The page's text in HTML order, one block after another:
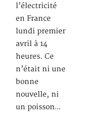
l’électricité
en France
lundi premier
avril à 14
heures. Ce
n’était ni une
bonne
nouvelle, ni
un poisson…